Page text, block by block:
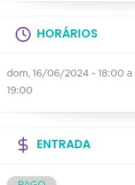
HORÁRIOS
dom, 16/06/2024 - 18:00 a
19:00
ENTRADA